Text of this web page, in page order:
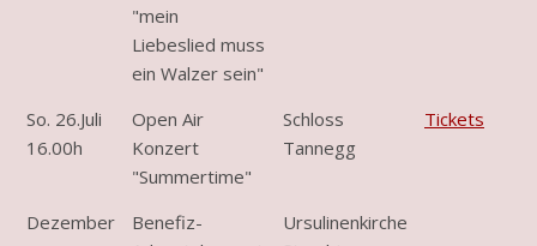
"mein
Liebeslied muss
ein Walzer sein"
So. 26.Juli
16.00h
Open Air
Konzert
"Summertime"
Schloss
Tannegg
Tickets
Dezember
Benefiz-
Ursulinenkirche